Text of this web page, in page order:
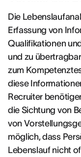
Die
Erfassung von
Qualifikationen
und zu
zum
diese
Recruiter
die Sichtung von
von
möglich, dass
Lebenslauf nicht